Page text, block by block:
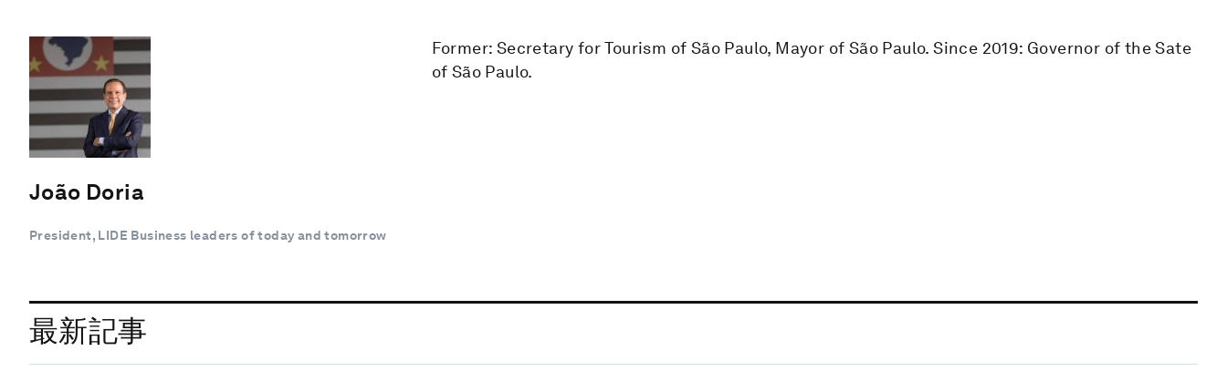
João Doria
President, LIDE Business leaders of today and tomorrow
Former: Secretary for Tourism of São Paulo, Mayor of São Paulo. Since 2019: Governor of the Sate
of São Paulo.
最新記事